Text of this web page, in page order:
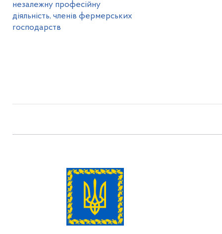
незалежну професійну
діяльність, членів фермерських
господарств